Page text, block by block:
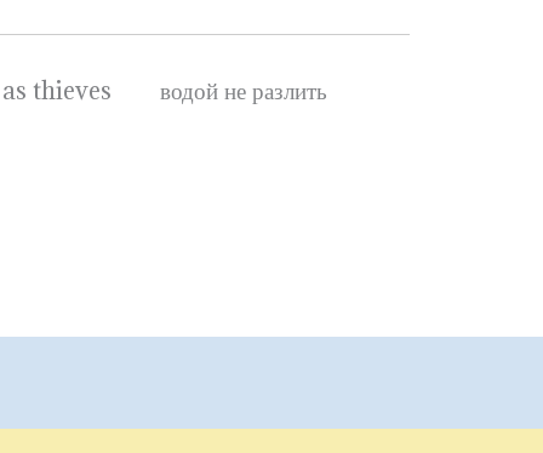
thieves водой не разлить